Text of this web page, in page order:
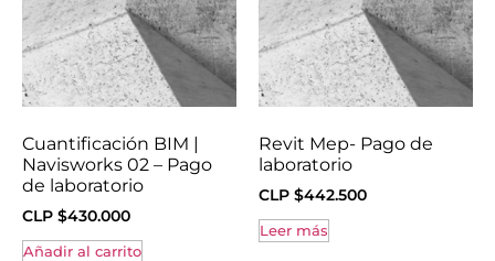
Cuantificación BIM |
Navisworks 02 – Pago
de laboratorio
CLP $430.000
Añadir al carrito
Revit Mep- Pago de
laboratorio
CLP $442.500
Leer más